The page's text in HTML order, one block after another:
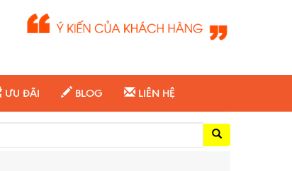
ƯU ĐÃI BLOG LIÊN HỆ